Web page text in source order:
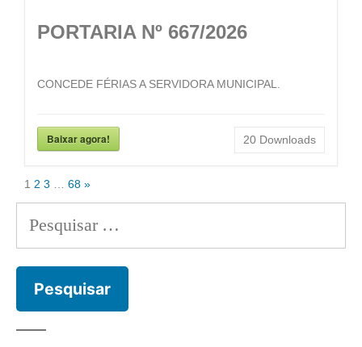
PORTARIA Nº 667/2026
CONCEDE FÉRIAS A SERVIDORA MUNICIPAL.
Baixar agora! 20 Downloads
1 2 3 68 »